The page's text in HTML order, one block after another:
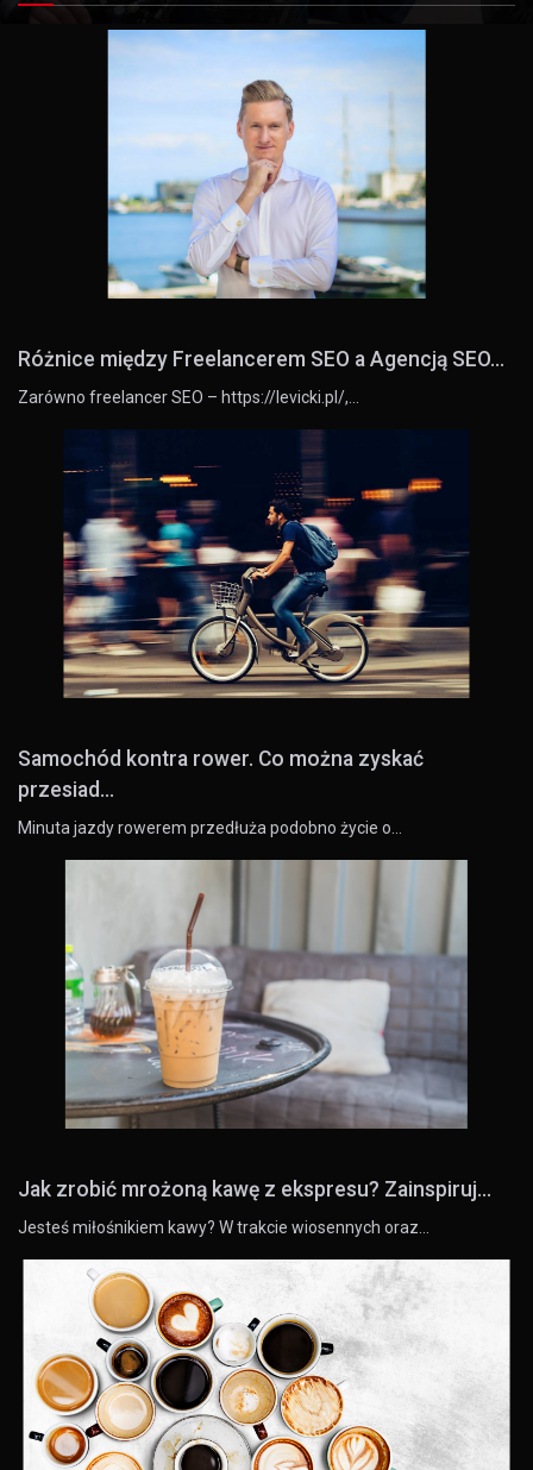
Różnice między Freelancerem SEO a Agencją SEO...
Zarówno freelancer SEO – https://levicki.pl/,…
Samochód kontra rower. Co można zyskać
przesiad...
Minuta jazdy rowerem przedłuża podobno życie o…
Jak zrobić mrożoną kawę z ekspresu? Zainspiruj...
Jesteś miłośnikiem kawy? W trakcie wiosennych oraz…